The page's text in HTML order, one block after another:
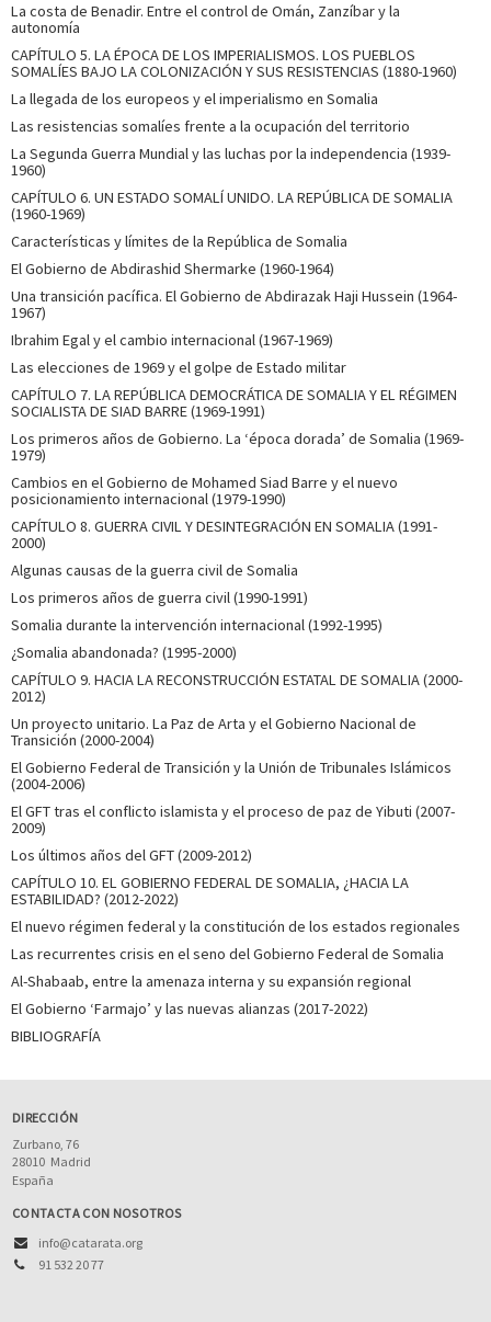
La costa de Benadir. Entre el control de Omán, Zanzíbar y la
autonomía
CAPÍTULO 5. LA ÉPOCA DE LOS IMPERIALISMOS. LOS PUEBLOS
SOMALÍES BAJO LA COLONIZACIÓN Y SUS RESISTENCIAS (1880-1960)
La llegada de los europeos y el imperialismo en Somalia
Las resistencias somalíes frente a la ocupación del territorio
La Segunda Guerra Mundial y las luchas por la independencia (1939-
1960)
CAPÍTULO 6. UN ESTADO SOMALÍ UNIDO. LA REPÚBLICA DE SOMALIA
(1960-1969)
Características y límites de la República de Somalia
El Gobierno de Abdirashid Shermarke (1960-1964)
Una transición pacífica. El Gobierno de Abdirazak Haji Hussein (1964-
1967)
Ibrahim Egal y el cambio internacional (1967-1969)
Las elecciones de 1969 y el golpe de Estado militar
CAPÍTULO 7. LA REPÚBLICA DEMOCRÁTICA DE SOMALIA Y EL RÉGIMEN
SOCIALISTA DE SIAD BARRE (1969-1991)
Los primeros años de Gobierno. La ‘época dorada’ de Somalia (1969-
1979)
Cambios en el Gobierno de Mohamed Siad Barre y el nuevo
posicionamiento internacional (1979-1990)
CAPÍTULO 8. GUERRA CIVIL Y DESINTEGRACIÓN EN SOMALIA (1991-
2000)
Algunas causas de la guerra civil de Somalia
Los primeros años de guerra civil (1990-1991)
Somalia durante la intervención internacional (1992-1995)
¿Somalia abandonada? (1995-2000)
CAPÍTULO 9. HACIA LA RECONSTRUCCIÓN ESTATAL DE SOMALIA (2000-
2012)
Un proyecto unitario. La Paz de Arta y el Gobierno Nacional de
Transición (2000-2004)
El Gobierno Federal de Transición y la Unión de Tribunales Islámicos
(2004-2006)
El GFT tras el conflicto islamista y el proceso de paz de Yibuti (2007-
2009)
Los últimos años del GFT (2009-2012)
CAPÍTULO 10. EL GOBIERNO FEDERAL DE SOMALIA, ¿HACIA LA
ESTABILIDAD? (2012-2022)
El nuevo régimen federal y la constitución de los estados regionales
Las recurrentes crisis en el seno del Gobierno Federal de Somalia
Al-Shabaab, entre la amenaza interna y su expansión regional
El Gobierno ‘Farmajo’ y las nuevas alianzas (2017-2022)
BIBLIOGRAFÍA
DIRECCIÓN
Zurbano, 76
28010 Madrid
España
CONTACTA CON NOSOTROS
info@catarata.org
91 532 20 77